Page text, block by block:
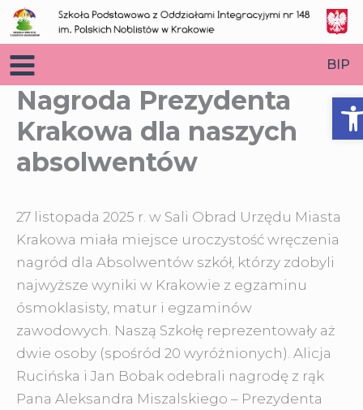
Przejdź
do
treści
BIP
Nagroda Prezydenta
Krakowa dla naszych
absolwentów
27 listopada 2025 r. w Sali Obrad Urzędu Miasta
Krakowa miała miejsce uroczystość wręczenia
nagród dla Absolwentów szkół, którzy zdobyli
najwyższe wyniki w Krakowie z egzaminu
ósmoklasisty, matur i egzaminów
zawodowych. Naszą Szkołę reprezentowały aż
dwie osoby (spośród 20 wyróżnionych). Alicja
Rucińska i Jan Bobak odebrali nagrodę z rąk
Pana Aleksandra Miszalskiego – Prezydenta